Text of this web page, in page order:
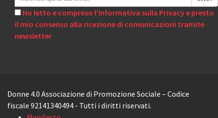
Ho letto e compreso l’Informativa sulla Privacy e presto
il mio consenso alla ricezione di comunicazioni tramite
newsletter
Donne 4.0 Associazione di Promozione Sociale – Codice
fiscale 92141340494 - Tutti i diritti riservati.